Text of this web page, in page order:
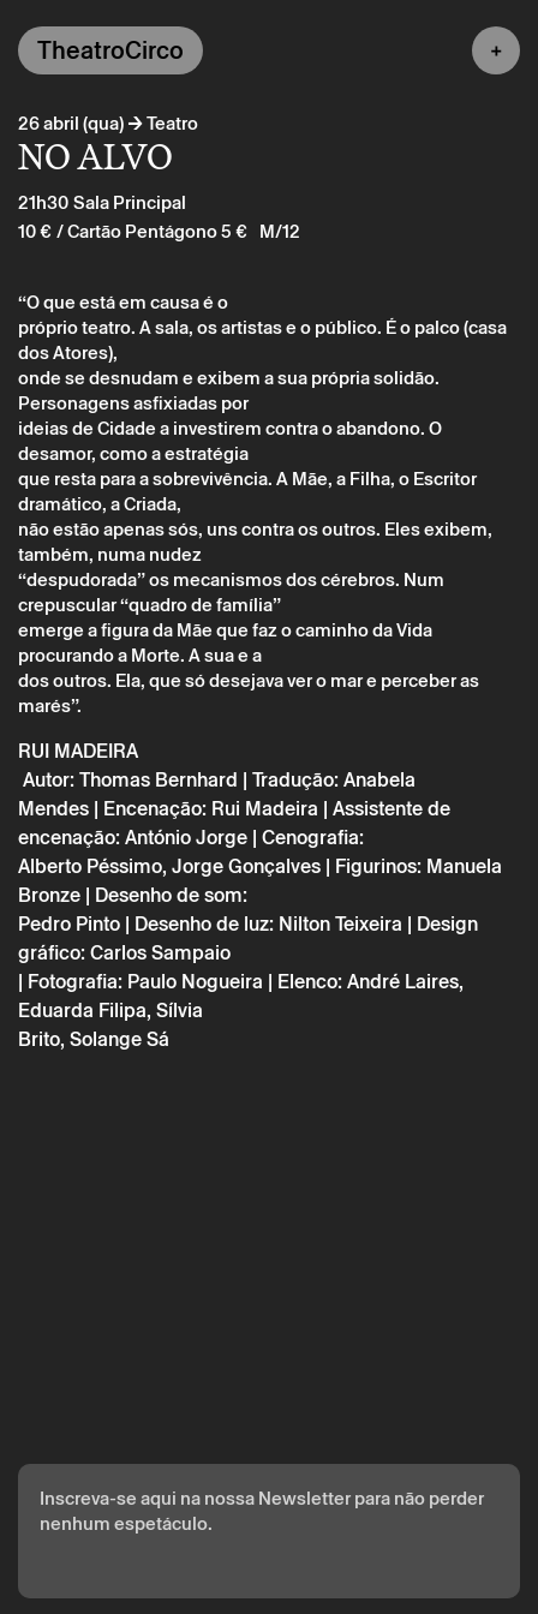
26 abril (qua)→Teatro
NO ALVO
21h30Sala Principal
10 €/ Cartão Pentágono 5 € M/12
“O que está em causa é o
próprio teatro. A sala, os artistas e o público. É o palco (casa
dos Atores),
onde se desnudam e exibem a sua própria solidão.
Personagens asfixiadas por
ideias de Cidade a investirem contra o abandono. O
desamor, como a estratégia
que resta para a sobrevivência. A Mãe, a Filha, o Escritor
dramático, a Criada,
não estão apenas sós, uns contra os outros. Eles exibem,
também, numa nudez
“despudorada” os mecanismos dos cérebros. Num
crepuscular “quadro de família”
emerge a figura da Mãe que faz o caminho da Vida
procurando a Morte. A sua e a
dos outros. Ela, que só desejava ver o mar e perceber as
marés”.
RUI MADEIRA
Autor: Thomas Bernhard | Tradução: Anabela
Mendes | Encenação: Rui Madeira | Assistente de
encenação: António Jorge | Cenografia:
Alberto Péssimo, Jorge Gonçalves | Figurinos: Manuela
Bronze | Desenho de som:
Pedro Pinto | Desenho de luz: Nilton Teixeira | Design
gráfico: Carlos Sampaio
| Fotografia: Paulo Nogueira | Elenco: André Laires,
Eduarda Filipa, Sílvia
Brito, Solange Sá
TheatroCirco
Inscreva-se aqui na nossa Newsletter para não perder
nenhum espetáculo.
Quarta 26 abril→Teatro
NO ALVO